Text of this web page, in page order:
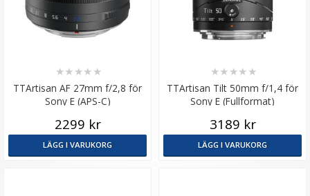
TTArtisan AF 27mm f/2,8 för
Sony E (APS-C)
★★ ★★ ★
2299 kr
LÄGG I VARUKORG
TTArtisan Tilt 50mm f/1,4 för
Sony E (Fullformat)
★★ ★★ ★
3189 kr
LÄGG I VARUKORG